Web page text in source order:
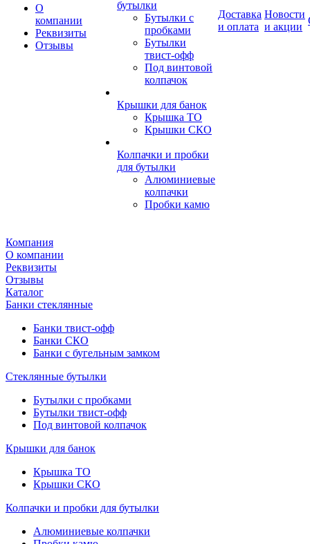
О
компании
Реквизиты
Отзывы
бутылки
Бутылки с
пробками
Бутылки
твист-офф
Под винтовой
колпачок
Крышки для банок
Крышка ТО
Крышки СКО
Колпачки и пробки
для бутылки
Алюминиевые
колпачки
Пробки камю
Доставка
и оплата
Новости
и акции
Компания
О компании
Реквизиты
Отзывы
Каталог
Банки стеклянные
Банки твист-офф
Банки СКО
Банки с бугельным замком
Стеклянные бутылки
Бутылки с пробками
Бутылки твист-офф
Под винтовой колпачок
Крышки для банок
Крышка ТО
Крышки СКО
Колпачки и пробки для бутылки
Алюминиевые колпачки